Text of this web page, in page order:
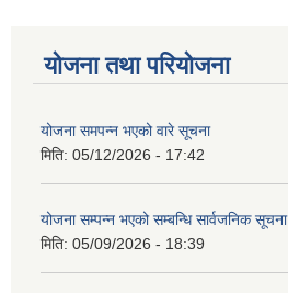
योजना तथा परियोजना
योजना समपन्न भएको वारे सूचना
मिति: 05/12/2026 - 17:42
योजना सम्पन्न भएको सम्बन्धि सार्वजनिक सूचना
मिति: 05/09/2026 - 18:39